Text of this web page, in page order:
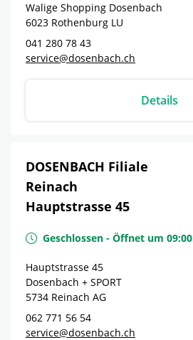
Walige Shopping Dosenbach
6023 Rothenburg LU
041 280 78 43
service@dosenbach.ch
Details
DOSENBACH Filiale
Reinach
Hauptstrasse 45
Geschlossen - Öffnet um 09:00
Hauptstrasse 45
Dosenbach + SPORT
5734 Reinach AG
062 771 56 54
service@dosenbach.ch